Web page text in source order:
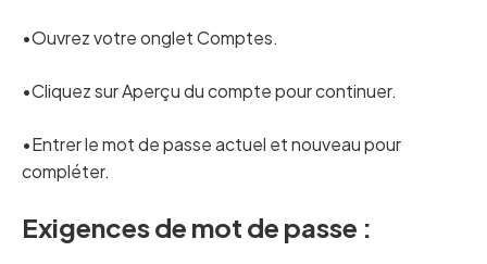
•Ouvrez votre onglet Comptes.
•Cliquez sur Aperçu du compte pour continuer.
•Entrer le mot de passe actuel et nouveau pour
compléter.
Exigences de mot de passe :